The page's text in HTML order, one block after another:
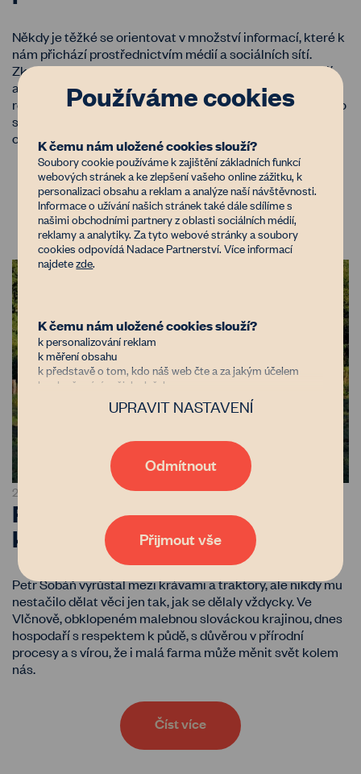
Někdy je těžké se orientovat v množství informací, které k
nám přichází prostřednictvím médií a sociálních sítí.
Zkreslené informace a fake news se bohužel nevyhýbají
ani oblasti zemědělství. Nedávno zažila pernou chvilku i
regenerativní a ekologická pšenice a mouka z ní. Jak se to
s ní má ve skutečnosti? Odpovídáme na vaše nejčastější
otázky.
Číst více
29. 10. 2025 PŘÍBĚHY
Rodina Šobáňových: farma,
kde má každé zvíře své jméno
Petr Šobáň vyrůstal mezi krávami a traktory, ale nikdy mu
nestačilo dělat věci jen tak, jak se dělaly vždycky. Ve
Vlčnově, obklopeném malebnou slováckou krajinou, dnes
hospodaří s respektem k půdě, s důvěrou v přírodní
procesy a s vírou, že i malá farma může měnit svět kolem
nás.
Číst více
Používáme cookies
K čemu nám uložené cookies slouží?
Soubory cookie používáme k zajištění základních funkcí
webových stránek a ke zlepšení vašeho online zážitku, k
personalizaci obsahu a reklam a analýze naší návštěvnosti.
Informace o užívání našich stránek také dále sdílíme s
našimi obchodními partnery z oblasti sociálních médií,
reklamy a analytiky. Za tyto webové stránky a soubory
cookies odpovídá Nadace Partnerství. Více informací
najdetezde.
K čemu nám uložené cookies slouží?
k personalizování reklam
k měření obsahu
k představě o tom, kdo náš web čte a za jakým účelem
k vylepšování našich služeb
Důvěřujete nám?
stejně jako nám o zastavení znehodnocování půdy v Česku.
Díky tomu, že nám dáte možnost uchovávat data o vaší
aktivitě na našem webu, bude naše poradenství, databáze
vlastníků i zemědělců nebo například generátor
vás zajímají podrobnosti, přečtěte si našezásady
zpracování osobních údajů. Tak co, věříte nám?
UPRAVIT NASTAVENÍ
Odmítnout
Přijmout vše